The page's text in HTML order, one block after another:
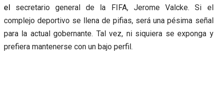
el secretario general de la FIFA, Jerome Valcke. Si el
complejo deportivo se llena de pifias, será una pésima señal
para la actual gobernante. Tal vez, ni siquiera se exponga y
prefiera mantenerse con un bajo perfil.